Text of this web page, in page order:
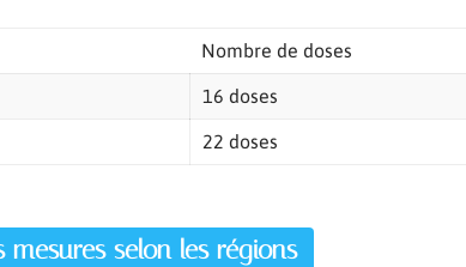
Nombre de doses
16 doses
22 doses
mesures selon les régions